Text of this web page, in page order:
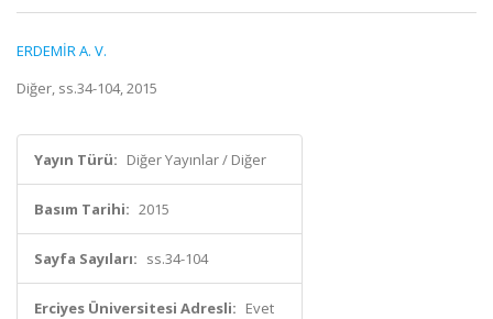
ERDEMİR A. V.
Diğer, ss.34-104, 2015
Yayın Türü: Diğer Yayınlar / Diğer
Basım Tarihi: 2015
Sayfa Sayıları: ss.34-104
Erciyes Üniversitesi Adresli: Evet